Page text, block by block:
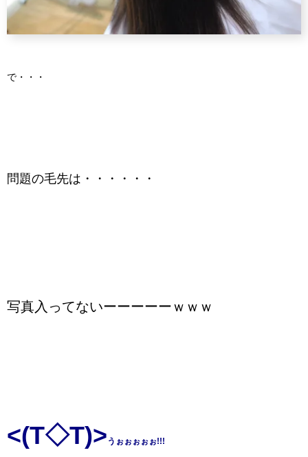
で・・・
問題の毛先は・・・・・・
写真入ってないーーーーーｗｗｗ
<(T◇T)> うぉぉぉぉぉ!!!